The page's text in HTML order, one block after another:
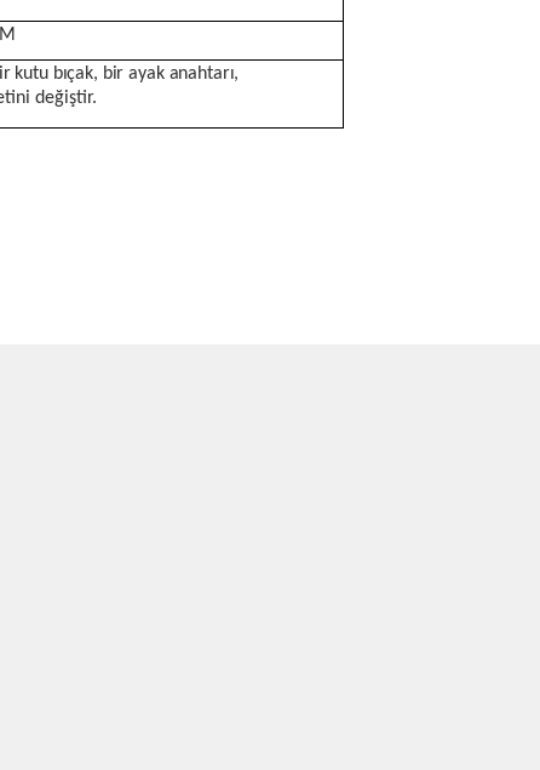
kutu bıçak, bir ayak anahtarı,
değiştir.